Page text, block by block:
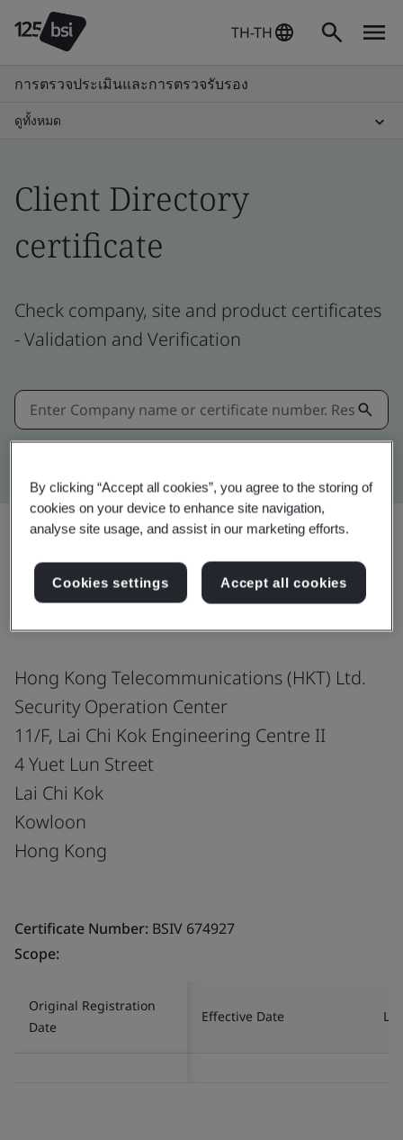
TH-TH
การตรวจประเมินและการตรวจรับรอง
ดูทั้งหมด
Client Directory
certificate
Check company, site and product certificates
- Validation and Verification
Hong Kong Telecommunications (HKT) Ltd.
Security Operation Center
11/F, Lai Chi Kok Engineering Centre II
4 Yuet Lun Street
Lai Chi Kok
Kowloon
Hong Kong
Certificate Number: BSIV 674927
Scope:
Original Registration
Date
Effective Date
By clicking “Accept all cookies”, you agree to the storing of
cookies on your device to enhance site navigation,
analyse site usage, and assist in our marketing efforts.
Cookies settings Accept all cookies